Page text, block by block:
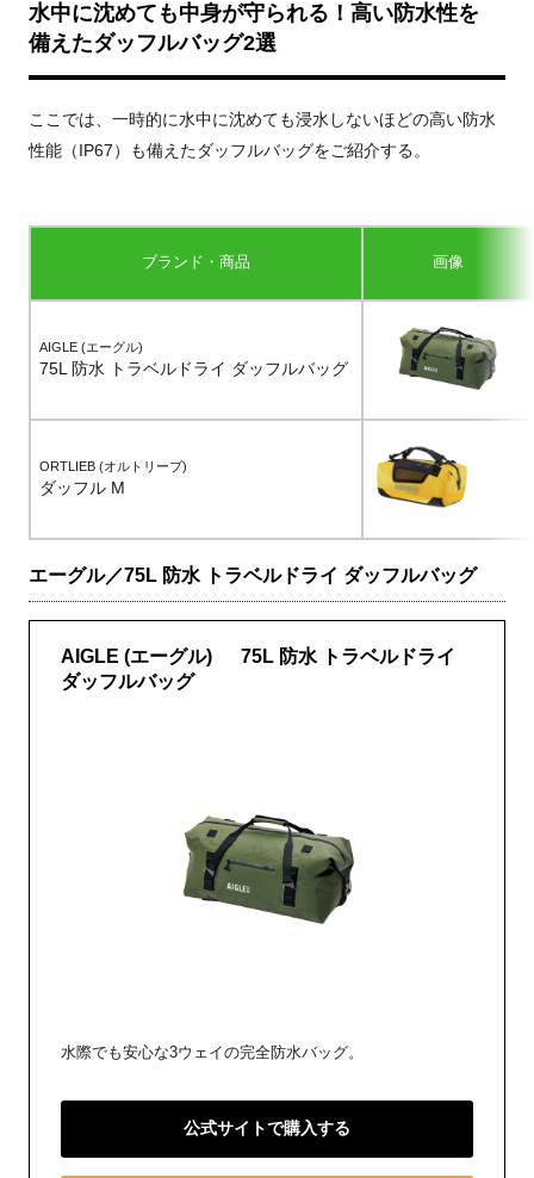
水中に沈めても中身が守られる！高い防水性を
備えたダッフルバッグ2選
ここでは、一時的に水中に沈めても浸水しないほどの高い防水
性能（IP67）も備えたダッフルバッグをご紹介する。
ブランド・商品 画像
AIGLE (エーグル)
75L 防水 トラベルドライ ダッフルバッグ
ORTLIEB (オルトリーブ)
ダッフル M
エーグル／75L 防水 トラベルドライ ダッフルバッグ
AIGLE (エーグル) 75L 防水 トラベルドライ
ダッフルバッグ
水際でも安心な3ウェイの完全防水バッグ。
公式サイトで購入する